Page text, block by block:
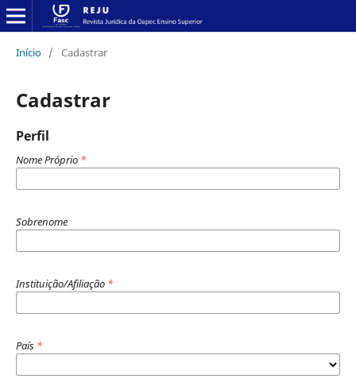
Início / Cadastrar
Cadastrar
Perfil
Nome Próprio *
Sobrenome
Instituição/Afiliação *
País *